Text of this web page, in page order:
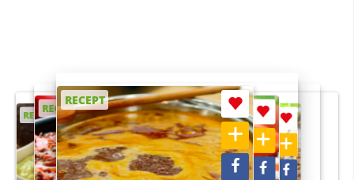
RECEPT
RECEPT
RECEPT
RECEPT
RECEPT